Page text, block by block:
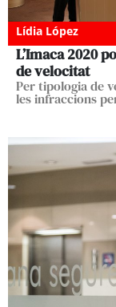
Lídia López
L’Imaca 2020
de velocitat
Per tipologia de
les infraccions